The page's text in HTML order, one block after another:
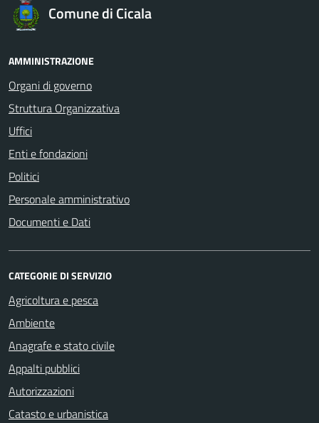
Comune di Cicala
AMMINISTRAZIONE
Organi di governo
Struttura Organizzativa
Uffici
Enti e fondazioni
Politici
Personale amministrativo
Documenti e Dati
CATEGORIE DI SERVIZIO
Agricoltura e pesca
Ambiente
Anagrafe e stato civile
Appalti pubblici
Autorizzazioni
Catasto e urbanistica